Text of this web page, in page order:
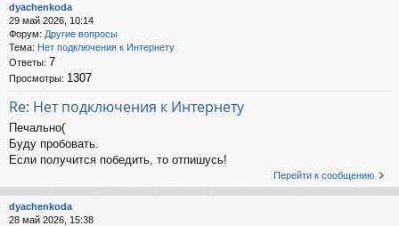
dyachenkoda
29 май 2026, 10:14
Форум: Другие вопросы
Тема: Нет подключения к Интернету
Ответы: 7
Просмотры: 1307
Re: Нет подключения к Интернету
Печально(
Буду пробовать.
Если получится победить, то отпишусь!
Перейти к сообщению
dyachenkoda
28 май 2026, 15:38